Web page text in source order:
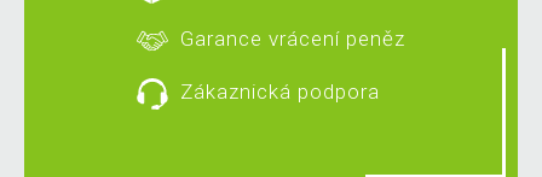
Garance vrácení peněz
Zákaznická podpora